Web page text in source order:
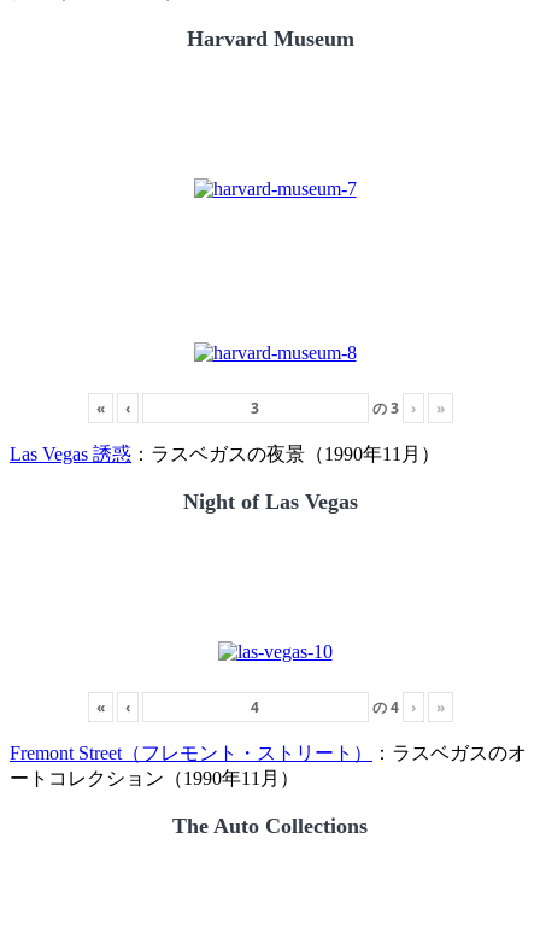
Harvard Museum
« ‹ の3 › »
Las Vegas 誘惑 ：ラスベガスの夜景（1990年11月）
Night of Las Vegas
« ‹ の4 › »
Fremont Street（フレモント・ストリート）
：ラスベガスのオ
ートコレクション（1990年11月）
The Auto Collections